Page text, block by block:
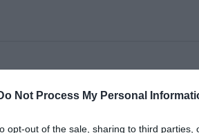
Not Process My Personal
opt-out of the sale, sharing to third
December 13-án 7fõn 7kor
Háy János bukott rock-
várják a régi és az új